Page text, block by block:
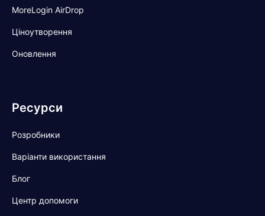
MoreLogin AirDrop
Ціноутворення
Оновлення
Ресурси
Розробники
Варіанти використання
Блог
Центр допомоги